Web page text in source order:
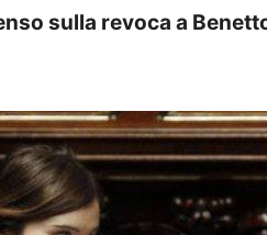
sulla revoca a